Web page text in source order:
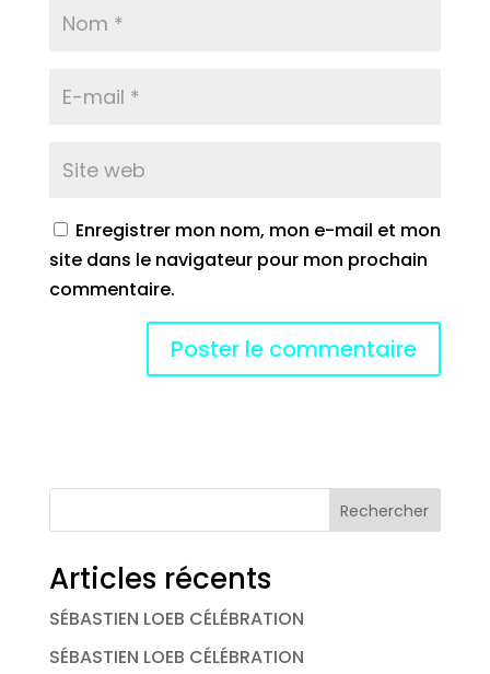
Enregistrer mon nom, mon e-mail et mon
site dans le navigateur pour mon prochain
commentaire.
Rechercher
Articles récents
SÉBASTIEN LOEB CÉLÉBRATION
SÉBASTIEN LOEB CÉLÉBRATION